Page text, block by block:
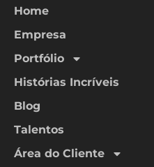
Home
Empresa
Portfólio
Histórias Incríveis
Blog
Talentos
Área do Cliente